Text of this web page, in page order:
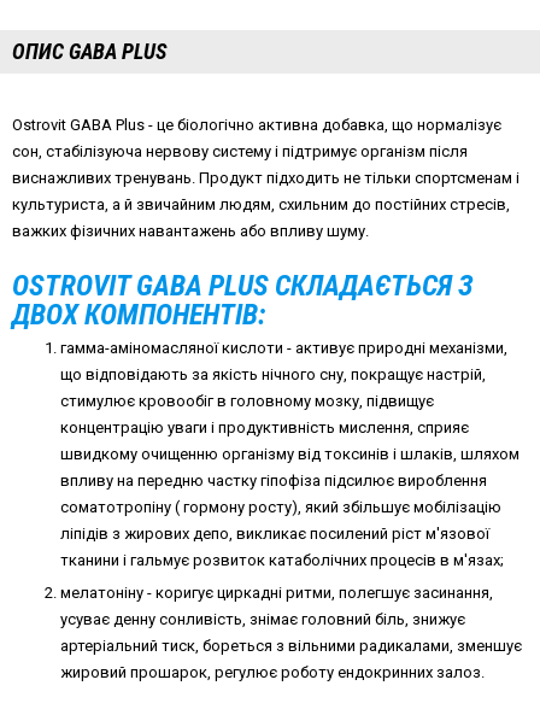
ОПИС GABA PLUS
Ostrovit GABA Plus - це біологічно активна добавка, що нормалізує
сон, стабілізуюча нервову систему і підтримує організм після
виснажливих тренувань. Продукт підходить не тільки спортсменам і
культуриста, а й звичайним людям, схильним до постійних стресів,
важких фізичних навантажень або впливу шуму.
OSTROVIT GABA PLUS СКЛАДАЄТЬСЯ З
ДВОХ КОМПОНЕНТІВ:
гамма-аміномасляної кислоти - активує природні механізми,
що відповідають за якість нічного сну, покращує настрій,
стимулює кровообіг в головному мозку, підвищує
концентрацію уваги і продуктивність мислення, сприяє
швидкому очищенню організму від токсинів і шлаків, шляхом
впливу на передню частку гіпофіза підсилює вироблення
соматотропіну ( гормону росту), який збільшує мобілізацію
ліпідів з жирових депо, викликає посилений ріст м'язової
тканини і гальмує розвиток катаболічних процесів в м'язах;
мелатоніну - коригує циркадні ритми, полегшує засинання,
усуває денну сонливість, знімає головний біль, знижує
артеріальний тиск, бореться з вільними радикалами, зменшує
жировий прошарок, регулює роботу ендокринних залоз.